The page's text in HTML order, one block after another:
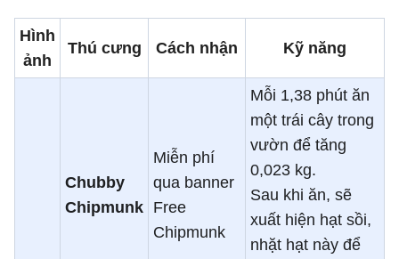
Hình
ảnh
Thú cưng Cách nhận Kỹ năng
Chubby
Chipmunk
Miễn phí
qua banner
Free
Chipmunk
Mỗi 1,38 phút ăn
một trái cây trong
vườn để tăng
0,023 kg.
Sau khi ăn, sẽ
xuất hiện hạt sồi,
nhặt hạt này để